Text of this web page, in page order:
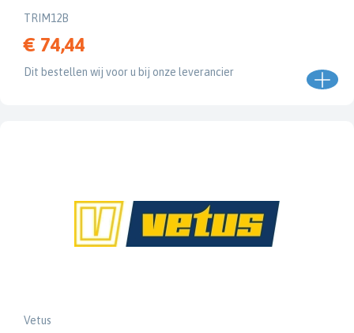
TRIM12B
€ 74,44
Dit bestellen wij voor u bij onze leverancier
Vetus